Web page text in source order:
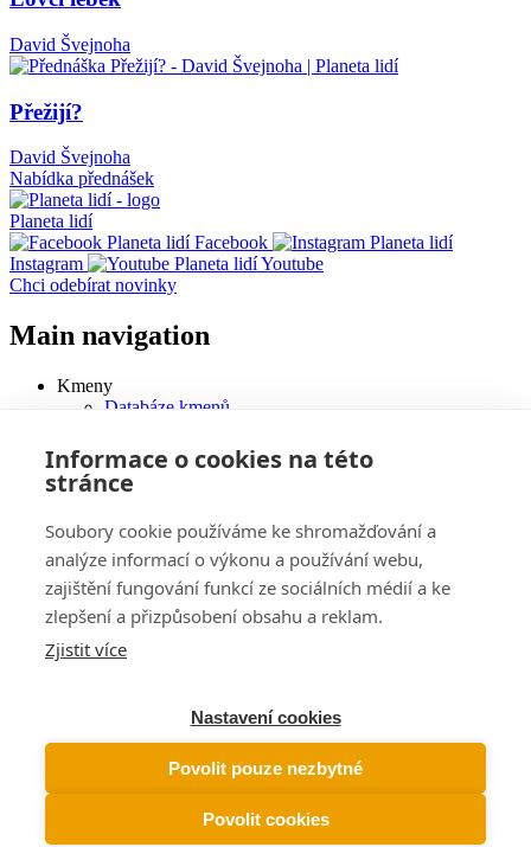
David Švejnoha
Přežijí?
David Švejnoha
Nabídka přednášek
Planeta lidí
Facebook
Instagram
Youtube
Chci odebírat novinky
Main navigation
Kmeny
Databáze kmenů
Videa
Tradice a festivaly
Literatura
Kmenové umění
Artefakty v prodeji
Archiv artefaktů
Obchodní podmínky
Pořádáme
Přednášky
Trička
Fotografie
© David Švejnoha – 2026
Informace o cookies na této
stránce
Soubory cookie používáme ke shromažďování a
analýze informací o výkonu a používání webu,
zajištění fungování funkcí ze sociálních médií a ke
zlepšení a přizpůsobení obsahu a reklam.
Zjistit více
Nastavení cookies
Povolit pouze nezbytné
Povolit cookies